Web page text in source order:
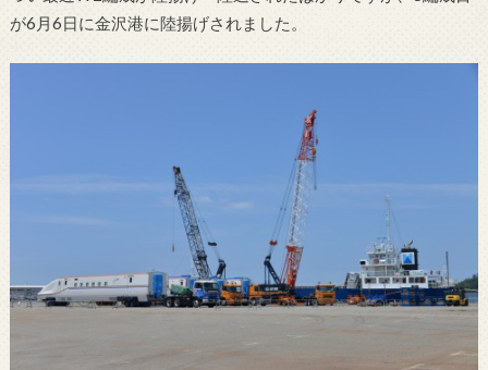
が6月6日に金沢港に陸揚げされました。